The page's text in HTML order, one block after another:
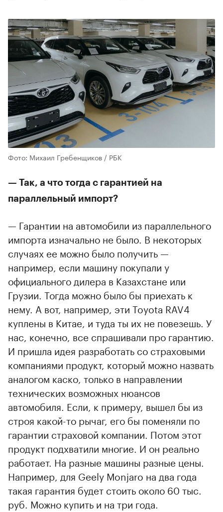
Фото: Михаил Гребенщиков / РБК
— Так, а что тогда с гарантией на
параллельный импорт?
— Гарантии на автомобили из параллельного
импорта изначально не было. В некоторых
случаях ее можно было получить —
например, если машину покупали у
официального дилера в Казахстане или
Грузии. Тогда можно было бы приехать к
нему. А вот, например, эти Toyota RAV4
куплены в Китае, и туда ты их не повезешь. У
нас, конечно, все спрашивали про гарантию.
И пришла идея разработать со страховыми
компаниями продукт, который можно назвать
аналогом каско, только в направлении
технических возможных нюансов
автомобиля. Если, к примеру, вышел бы из
строя какой-то рычаг, его бы поменяли по
гарантии страховой компании. Потом этот
продукт подхватили многие. И он реально
работает. На разные машины разные цены.
Например, для Geely Monjaro на два года
такая гарантия будет стоить около 60 тыс.
руб. Можно купить и на три года.